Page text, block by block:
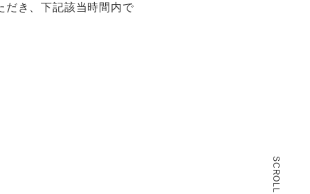
SCROLL
だき、下記該当時間内で